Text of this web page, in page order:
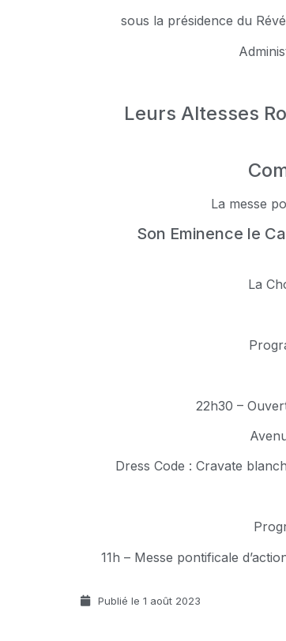
sous la présidence du
Leurs Altesses
La messe
Son Eminence le
La
22h30 –
Dress Code : Cravate
11h – Messe pontificale
Publié le 1 août 2023